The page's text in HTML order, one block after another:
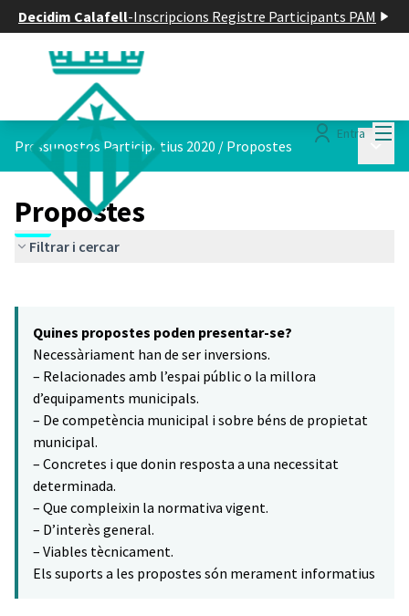
Decidim Calafell-Inscripcions Registre Participants PAM
Entra
Pressupostos Participatius 2020 / Propostes
Propostes
Filtrar i cercar
−
Quines propostes poden presentar-se?
Necessàriament han de ser inversions.
– Relacionades amb l’espai públic o la millora
d’equipaments municipals.
– De competència municipal i sobre béns de propietat
municipal.
– Concretes i que donin resposta a una necessitat
determinada.
– Que compleixin la normativa vigent.
– D’interès general.
– Viables tècnicament.
Els suports a les propostes són merament informatius